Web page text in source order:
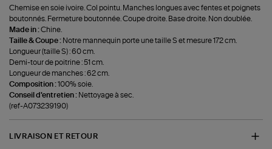
Chemise en soie ivoire. Col pointu. Manches longues avec fentes et poignets
boutonnés. Fermeture boutonnée. Coupe droite. Base droite. Non doublée.
Made in :Chine.
Taille & Coupe : Notre mannequin porte une taille S et mesure 172 cm.
Longueur (taille S) : 60 cm.
Demi-tour de poitrine : 51 cm.
Longueur de manches : 62 cm.
Composition :100% soie.
Conseil d'entretien : Nettoyage à sec.
(ref-A073239190)
LIVRAISON ET RETOUR